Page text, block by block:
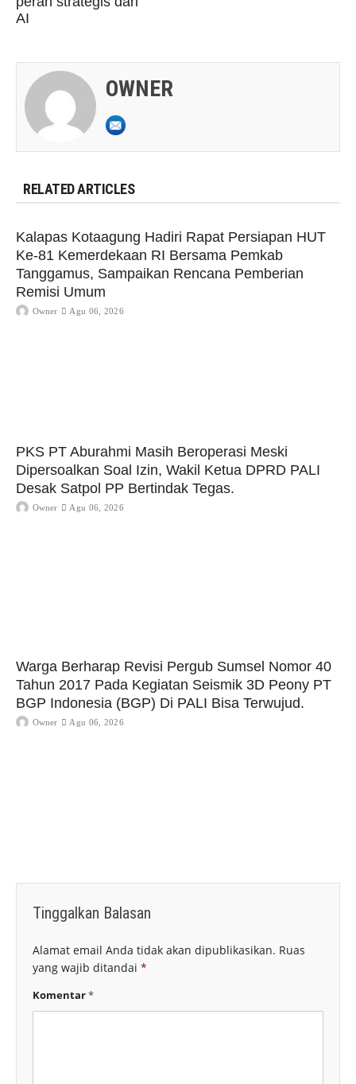
AI
OWNER
RELATED ARTICLES
Kalapas Kotaagung Hadiri Rapat Persiapan HUT
Ke-81 Kemerdekaan RI Bersama Pemkab
Tanggamus, Sampaikan Rencana Pemberian
Remisi Umum
Owner Agu 06, 2026
PKS PT Aburahmi Masih Beroperasi Meski
Dipersoalkan Soal Izin, Wakil Ketua DPRD PALI
Desak Satpol PP Bertindak Tegas.
Owner Agu 06, 2026
Warga Berharap Revisi Pergub Sumsel Nomor 40
Tahun 2017 Pada Kegiatan Seismik 3D Peony PT
BGP Indonesia (BGP) Di PALI Bisa Terwujud.
Owner Agu 06, 2026
Tinggalkan Balasan
Alamat email Anda tidak akan dipublikasikan. Ruas
yang wajib ditandai *
Komentar*